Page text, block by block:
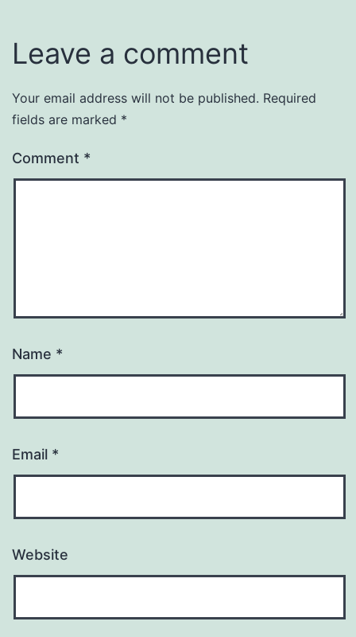
Leave a comment
Your email address will not be published. Required
fields are marked *
Comment *
Name *
Email *
Website